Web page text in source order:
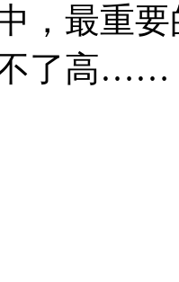
最重要
了高……